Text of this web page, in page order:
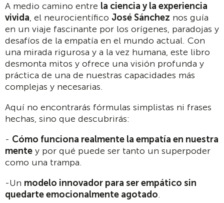
A medio camino entre la ciencia y la experiencia
vivida, el neurocientífico José Sánchez nos guía
en un viaje fascinante por los orígenes, paradojas y
desafíos de la empatía en el mundo actual. Con
una mirada rigurosa y a la vez humana, este libro
desmonta mitos y ofrece una visión profunda y
práctica de una de nuestras capacidades más
complejas y necesarias.
Aquí no encontrarás fórmulas simplistas ni frases
hechas, sino que descubrirás:
- Cómo funciona realmente la empatía en nuestra
mente y por qué puede ser tanto un superpoder
como una trampa.
-Un modelo innovador para ser empático sin
quedarte emocionalmente agotado.